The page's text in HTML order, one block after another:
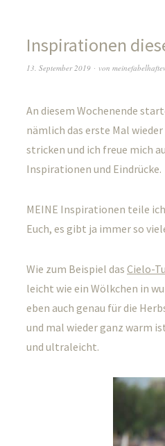
Inspirationen
13. September 2019 von
An diesem Wochenende
nämlich das erste Mal
stricken und ich freue mich
Inspirationen und Eindrücke.
MEINE Inspirationen teile
Euch, es gibt ja immer so
Wie zum Beispiel das Cielo-
leicht wie ein Wölkchen in
eben auch genau für die
und mal wieder ganz warm
und ultraleicht.